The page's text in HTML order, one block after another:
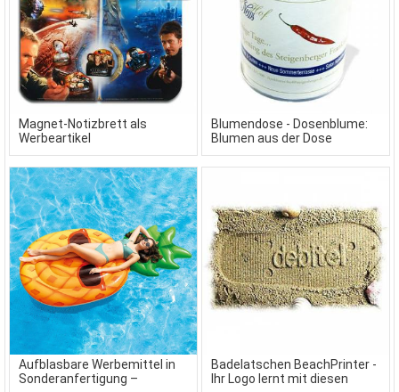
Magnet-Notizbrett als
Werbeartikel
Blumendose - Dosenblume:
Blumen aus der Dose
Aufblasbare Werbemittel in
Sonderanfertigung –
Badelatschen BeachPrinter -
Ihr Logo lernt mit diesen